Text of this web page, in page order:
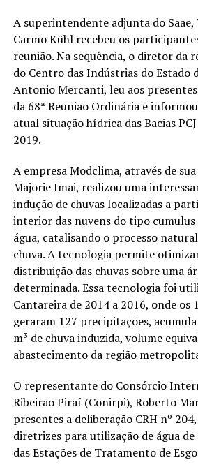
A superintendente adjunta do Saae,
Carmo Kühl recebeu os
reunião. Na sequência, o diretor da
do Centro das Indústrias do Estado
Antonio Mercanti, leu aos
da 68ª Reunião Ordinária e
atual situação hídrica das Bacias
2019.
A empresa Modclima, através de
Majorie Imai, realizou uma
indução de chuvas localizadas a
interior das nuvens do tipo
água, catalisando o processo
chuva. A tecnologia permite
distribuição das chuvas sobre uma
determinada. Essa tecnologia foi
Cantareira de 2014 a 2016, onde os
geraram 127 precipitações,
m³ de chuva induzida, volume
abastecimento da região
O representante do Consórcio
Ribeirão Piraí (Conirpi), Roberto
presentes a deliberação CRH nº
diretrizes para utilização de água
das Estações de Tratamento de